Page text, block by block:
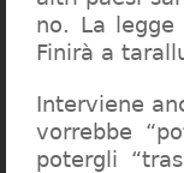
no. La
Finirà a
Interviene
vorrebbe
potergli